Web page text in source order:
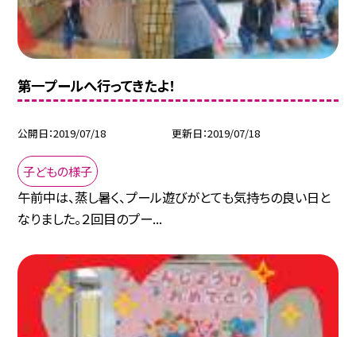
第一プールへ行ってきたよ！
公開日 2019/07/18 更新日 2019/07/18
子どもの様子
午前中は、蒸し暑く、プール遊びがとても気持ちの良い日と
なりました。２回目のプー...